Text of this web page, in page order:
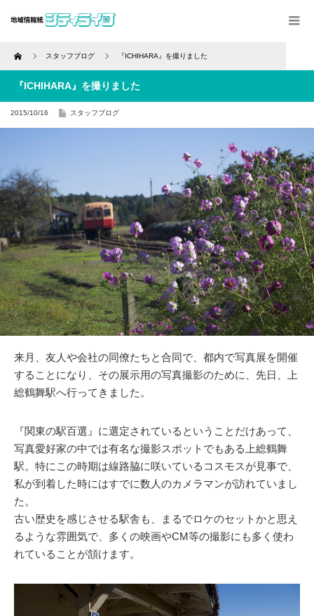
Home スタッフブログ 『ICHIHARA』を撮りました
『ICHIHARA』を撮りました
2015/10/16 スタッフブログ
来月、友人や会社の同僚たちと合同で、都内で写真展を開催
することになり、その展示用の写真撮影のために、先日、上
総鶴舞駅へ行ってきました。
『関東の駅百選』に選定されているということだけあって、
写真愛好家の中では有名な撮影スポットでもある上総鶴舞
駅。特にこの時期は線路脇に咲いているコスモスが見事で、
私が到着した時にはすでに数人のカメラマンが訪れていまし
た。
古い歴史を感じさせる駅舎も、まるでロケのセットかと思え
るような雰囲気で、多くの映画やCM等の撮影にも多く使わ
れていることが頷けます。